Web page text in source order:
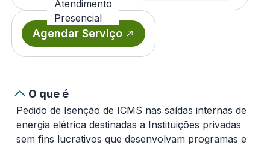
Atendimento
Presencial
Agendar Serviço
O que é
Pedido de Isenção de ICMS nas saídas internas de
energia elétrica destinadas a Instituições privadas
sem fins lucrativos que desenvolvam programas e